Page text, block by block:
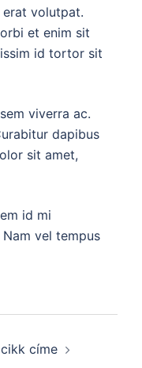
volutpat.
et enim sit
id tortor sit
viverra ac.
dapibus
sit amet,
id mi
vel tempus
címe